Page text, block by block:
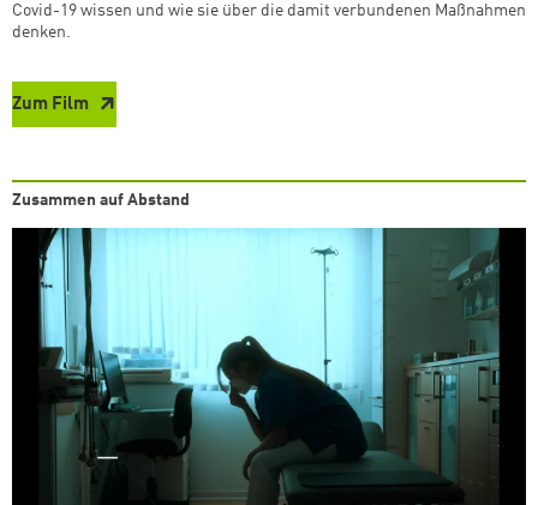
Covid-19 wissen und wie sie über die damit verbundenen Maßnahmen
denken.
Zum Film
Zusammen auf Abstand